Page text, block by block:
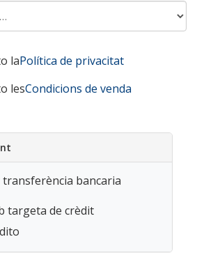
laPolítica de privacitat
lesCondicions de venda
bancaria
targeta de crèdit